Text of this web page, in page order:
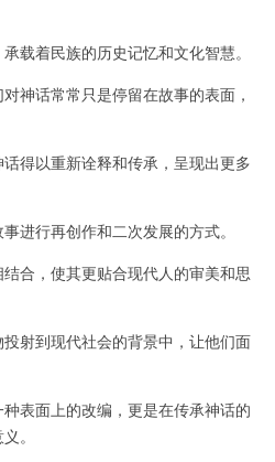
着民族的历史记忆和文化智慧。
话常常只是停留在故事的表面，
得以重新诠释和传承，呈现出更多
行再创作和二次发展的方式。
合，使其更贴合现代人的审美和思
射到现代社会的背景中，让他们面
表面上的改编，更是在传承神话的
。